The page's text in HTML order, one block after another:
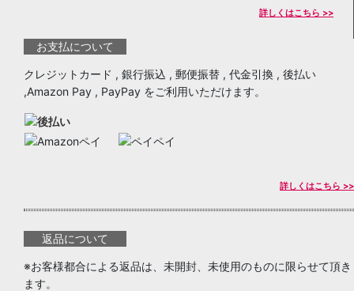
詳しくはこちら >>
お支払について
クレジットカード , 銀行振込 , 郵便振替 , 代金引換 , 後払い
,Amazon Pay , PayPay をご利用いただけます。
詳しくはこちら >>
返品について
※お客様都合による返品は、未開封、未使用のものに限らせて頂き
ます。